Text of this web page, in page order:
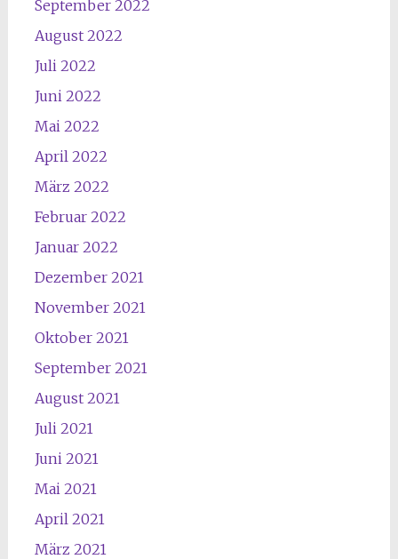
September 2022
August 2022
Juli 2022
Juni 2022
Mai 2022
April 2022
März 2022
Februar 2022
Januar 2022
Dezember 2021
November 2021
Oktober 2021
September 2021
August 2021
Juli 2021
Juni 2021
Mai 2021
April 2021
März 2021